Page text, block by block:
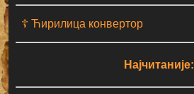
☦ Ћирилица конвертор
Најчитаније: